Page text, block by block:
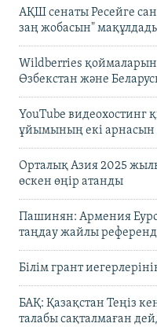
АҚШ сенаты Ресейге
заң жобасын"
Wildberries
Өзбекстан және
YouTube видеохостинг
ұйымының екі арнасын
Орталық Азия 2025
өскен өңір атанды
Пашинян: Армения
таңдау жайлы
Білім грант
БАҚ: Қазақстан Теңіз
талабы сақталмаған